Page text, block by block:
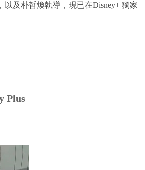
及朴哲煥執導，現已在Disney+ 獨家
Plus